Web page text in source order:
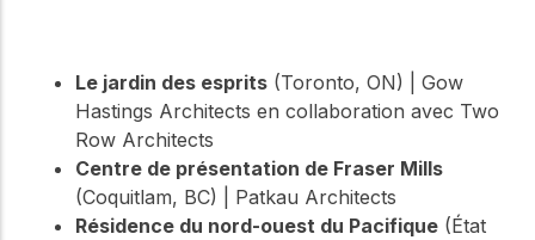
Le jardin des esprits (Toronto, ON) | Gow
Hastings Architects en collaboration avec Two
Row Architects
Centre de présentation de Fraser Mills
(Coquitlam, BC) | Patkau Architects
Résidence du nord-ouest du Pacifique (État